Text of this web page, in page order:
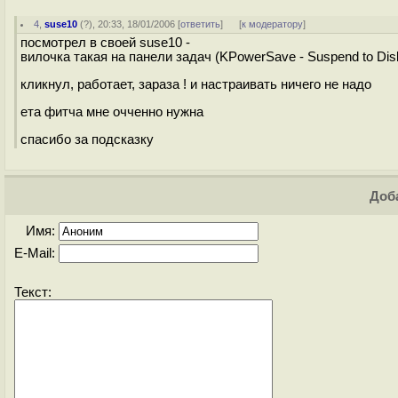
4 ,suse10 (?), 20:33, 18/01/2006 [ответить] [к модератору]
посмотрел в своей suse10 -
вилочка такая на панели задач (KPowerSave - Suspend to
кликнул, работает, зараза ! и настраивать ничего не надо
ета фитча мне очченно нужна
спасибо за подсказку
Имя:
E-Mail:
Текст: